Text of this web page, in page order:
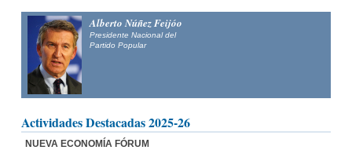
Alberto Núñez Feijóo
Presidente Nacional del
Partido Popular
Actividades Destacadas 2025-26
NUEVA ECONOMÍA FÓRUM